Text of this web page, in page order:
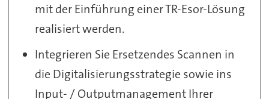
mit der Einführung einer TR-Esor-Lösung
realisiert werden.
Integrieren Sie Ersetzendes Scannen in
die Digitalisierungsstrategie sowie ins
Input- / Outputmanagement Ihrer